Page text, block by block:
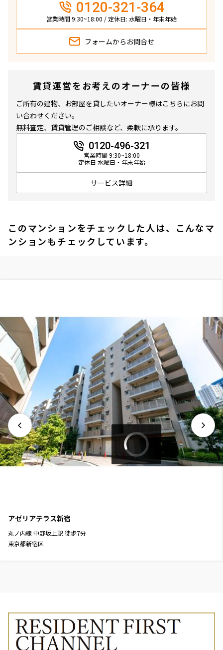
0120-321-364
営業時間 9:30~18:00 / 定休日: 水曜日・年末年始
フォームから お問合せ
賃貸運営をお考えのオーナーの皆様
ご所有の建物、お部屋を貸したいオーナー様はこちらにお問
い合わせください。
無料査定、賃貸管理のご相談など、柔軟に承ります。
0120-496-321
営業時間 9:30~18:00
定休日 水曜日・年末年始
サービス詳細
このマンションをチェックした人は、こんなマ
ンションもチェックしています。
アゼリアテラス新宿
丸ノ内線 中野坂上駅 徒歩7分
東京都新宿区